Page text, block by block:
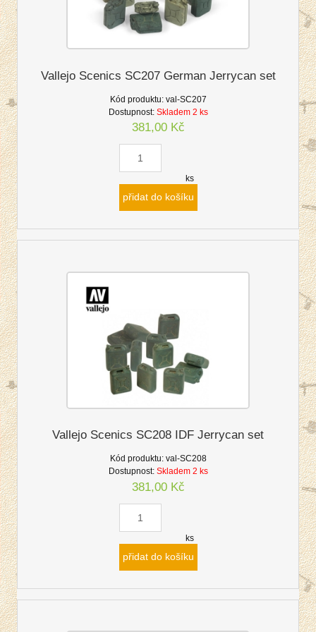
Vallejo Scenics SC207 German Jerrycan set
Kód produktu: val-SC207
Dostupnost: Skladem 2 ks
381,00 Kč
ks
přidat do košíku
Vallejo Scenics SC208 IDF Jerrycan set
Kód produktu: val-SC208
Dostupnost: Skladem 2 ks
381,00 Kč
ks
přidat do košíku